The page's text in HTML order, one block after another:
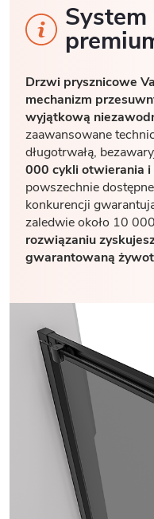
Drzwi prysznicowe
mechanizm
wyjątkową
zaawansowane
długotrwałą,
000 cykli otwierania i
powszechnie
konkurencji
zaledwie około 10
rozwiązaniu
gwarantowaną